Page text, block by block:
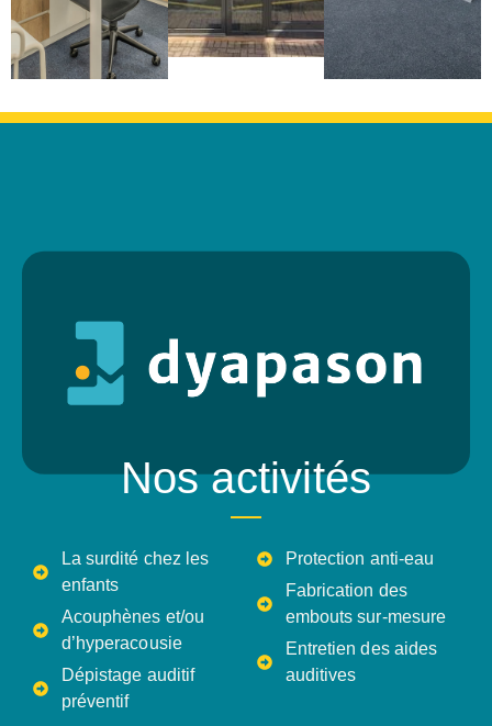
Nos activités
La surdité chez les
enfants
Acouphènes et/ou
d’hyperacousie
Dépistage auditif
préventif
Protection anti-eau
Fabrication des
embouts sur-mesure
Entretien des aides
auditives